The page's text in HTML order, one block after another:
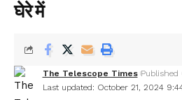
घेरे में
Last updated: October 21, 2024
The Telescope Times Published